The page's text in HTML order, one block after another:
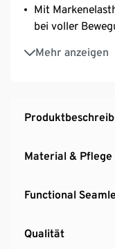
Mit
bei voller
Mehr anzeigen
3-fach
Material & Pflege
Functional
Qualität